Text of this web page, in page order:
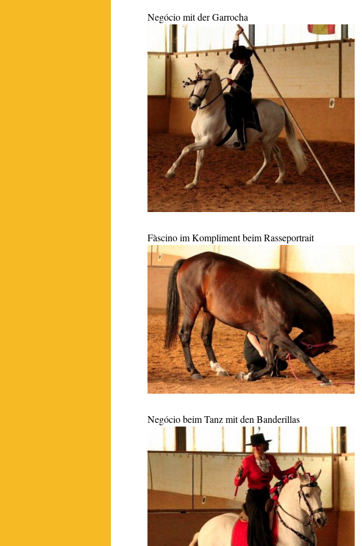
Negócio mit der Garrocha
Fàscino im Kompliment beim Rasseportrait
Negócio beim Tanz mit den Banderillas